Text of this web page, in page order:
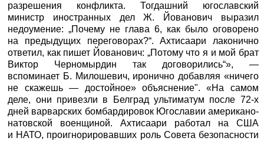
разрешения конфликта. Тогдашний югославский
министр иностранных дел Ж. Йованович выразил
недоумение: „Почему не глава 6, как было оговорено
на предыдущих переговорах?“. Ахтисаари лаконично
ответил, как пишет Йованович: „Потому что я и мой брат
Виктор Черномырдин так договорились“», —
вспоминает Б. Милошевич, иронично добавляя «ничего
не скажешь — достойное» объяснение". «На самом
деле, они привезли в Белград ультиматум после 72-х
дней варварских бомбардировок Югославии американо-
натовской военщиной. Ахтисаари работал на США
и НАТО, проигнорировавших роль Совета безопасности